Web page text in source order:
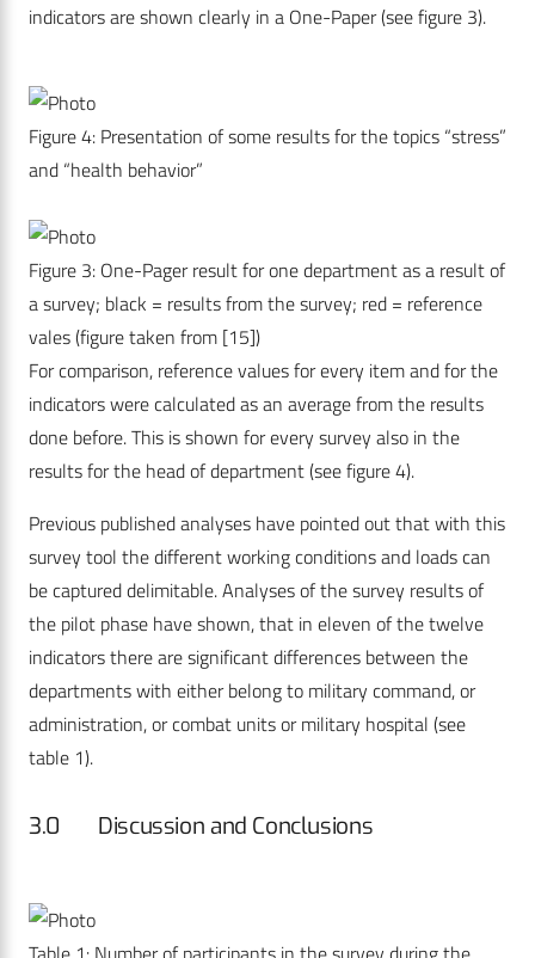
indicators are shown clearly in a One-Paper (see figure 3).
Figure 4: Presentation of some results for the topics “stress”
and “health behavior”
Figure 3: One-Pager result for one department as a result of
a survey; black = results from the survey; red = reference
vales (figure taken from [15])
For comparison, reference values for every item and for the
indicators were calculated as an average from the results
done before. This is shown for every survey also in the
results for the head of department (see figure 4).
Previous published analyses have pointed out that with this
survey tool the different working conditions and loads can
be captured delimitable. Analyses of the survey results of
the pilot phase have shown, that in eleven of the twelve
indicators there are significant differences between the
departments with either belong to military command, or
administration, or combat units or military hospital (see
table 1).
3.0 Discussion and Conclusions